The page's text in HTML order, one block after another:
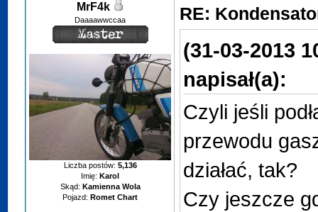
MrF4k
Daaaawwccaa
Liczba postów: 5,136
Imię: Karol
Skąd: Kamienna Wola
Pojazd: Romet Chart
RE:
(31-03-2013
napisał(a):
Czyli jeśli
przewodu
działać, tak?
Czy jeszcze